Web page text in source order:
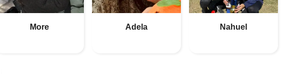
More Adela Nahuel